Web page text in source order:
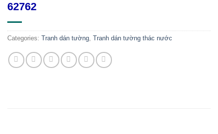
62762
Categories: Tranh dán tường, Tranh dán tường thác nước